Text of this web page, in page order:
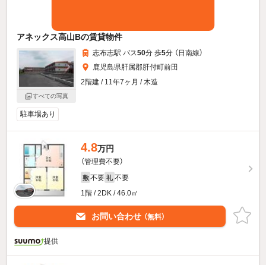
アネックス高山Bの賃貸物件
すべての写真
志布志駅 バス50分 歩5分 （日南線）
鹿児島県肝属郡肝付町前田
2階建 / 11年7ヶ月 / 木造
駐車場あり
4.8万円
（管理費不要）
敷 不要 礼 不要
1階 / 2DK / 46.0㎡
お問い合わせ （無料）
提供